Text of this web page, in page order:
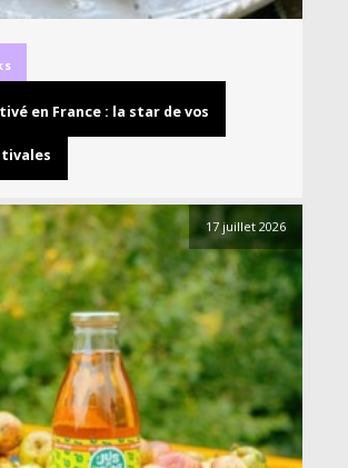
en France : la star de vos
17 juillet 2026